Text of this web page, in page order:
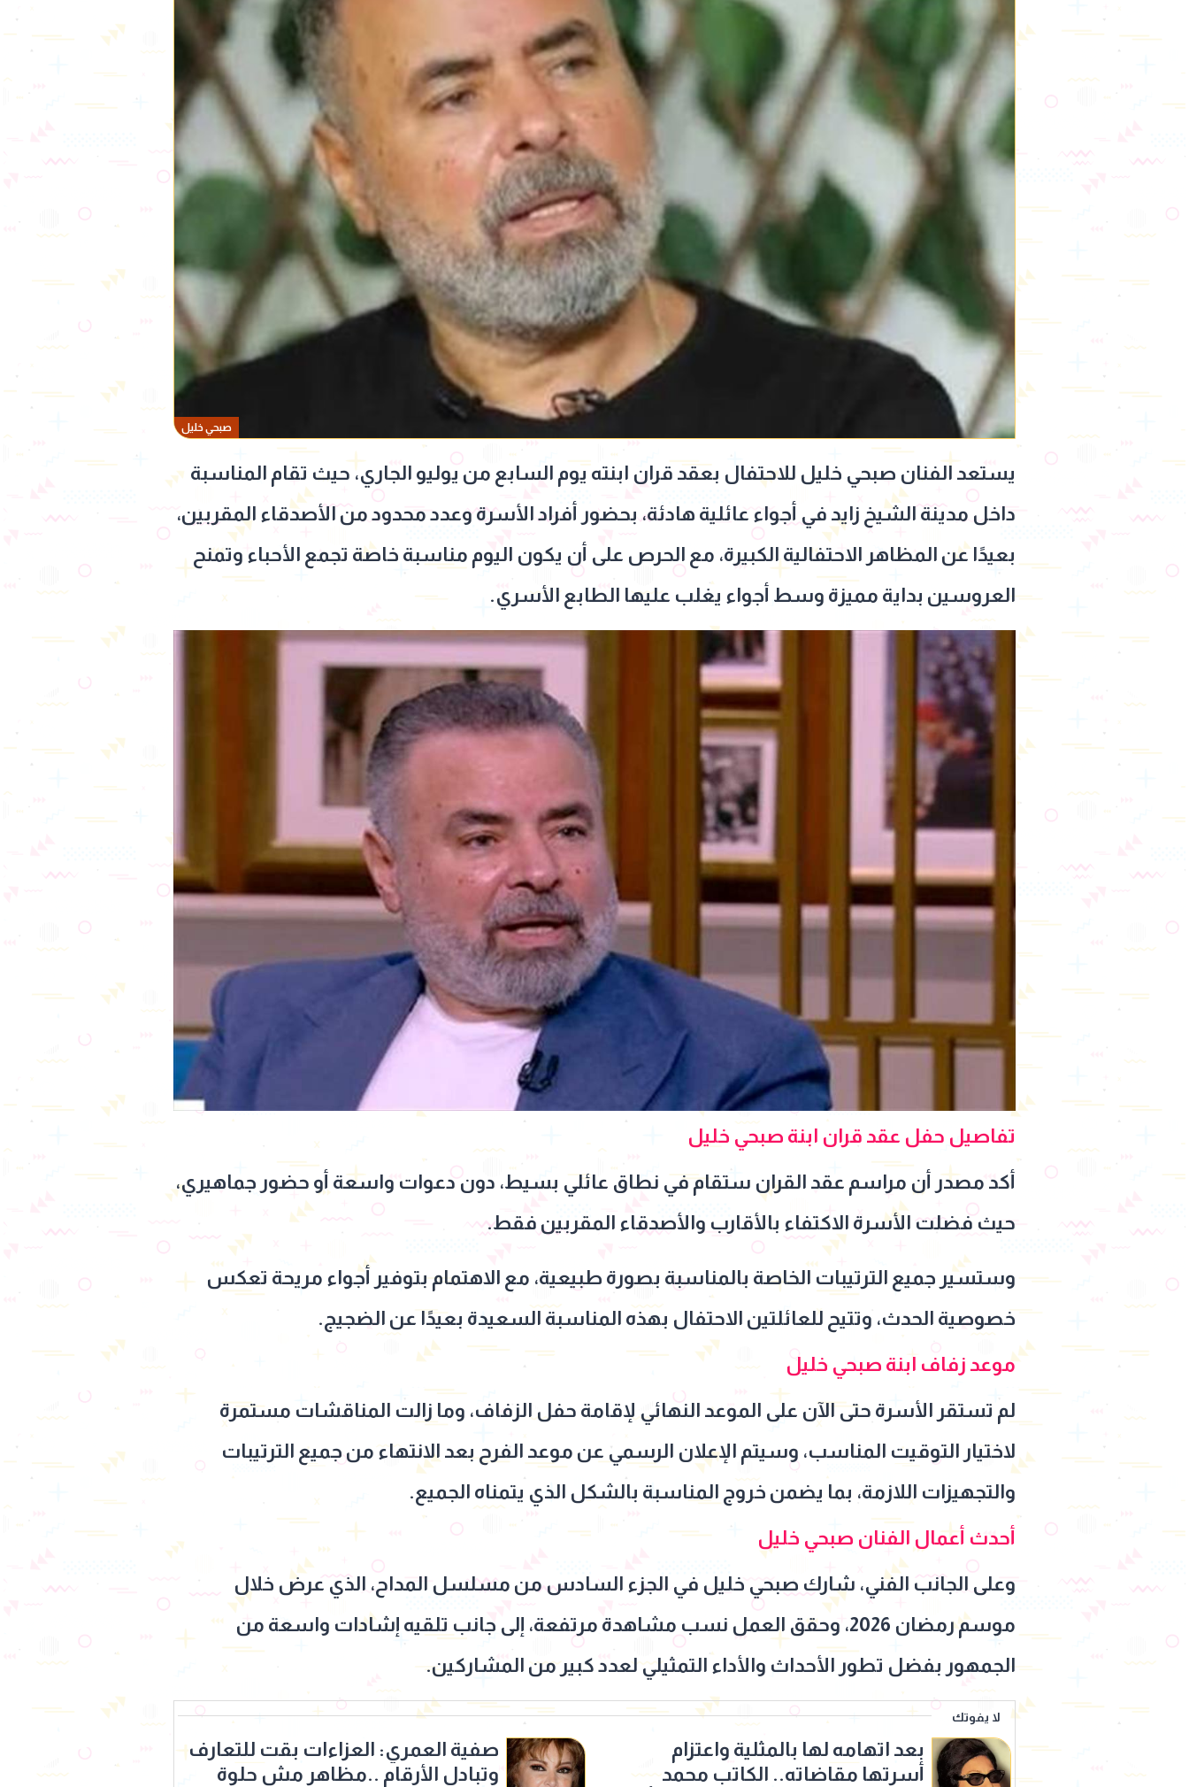
صبحي خليل
يستعد الفنان صبحي خليل للاحتفال بعقد قران ابنته يوم السابع من يوليو الجاري، حيث تقام المناسبة
داخل مدينة الشيخ زايد في أجواء عائلية هادئة، بحضور أفراد الأسرة وعدد محدود من الأصدقاء المقربين،
بعيدًا عن المظاهر الاحتفالية الكبيرة، مع الحرص على أن يكون اليوم مناسبة خاصة تجمع الأحباء وتمنح
العروسين بداية مميزة وسط أجواء يغلب عليها الطابع الأسري.
تفاصيل حفل عقد قران ابنة صبحي خليل
أكد مصدر أن مراسم عقد القران ستقام في نطاق عائلي بسيط، دون دعوات واسعة أو حضور جماهيري،
حيث فضلت الأسرة الاكتفاء بالأقارب والأصدقاء المقربين فقط.
وستسير جميع الترتيبات الخاصة بالمناسبة بصورة طبيعية، مع الاهتمام بتوفير أجواء مريحة تعكس
خصوصية الحدث، وتتيح للعائلتين الاحتفال بهذه المناسبة السعيدة بعيدًا عن الضجيج.
موعد زفاف ابنة صبحي خليل
لم تستقر الأسرة حتى الآن على الموعد النهائي لإقامة حفل الزفاف، وما زالت المناقشات مستمرة
لاختيار التوقيت المناسب، وسيتم الإعلان الرسمي عن موعد الفرح بعد الانتهاء من جميع الترتيبات
والتجهيزات اللازمة، بما يضمن خروج المناسبة بالشكل الذي يتمناه الجميع.
أحدث أعمال الفنان صبحي خليل
وعلى الجانب الفني، شارك صبحي خليل في الجزء السادس من مسلسل المداح، الذي عرض خلال
موسم رمضان 2026، وحقق العمل نسب مشاهدة مرتفعة، إلى جانب تلقيه إشادات واسعة من
الجمهور بفضل تطور الأحداث والأداء التمثيلي لعدد كبير من المشاركين.
لا يفوتك
بعد اتهامه لها بالمثلية واعتزام
أسرتها مقاضاته.. الكاتب محمد
صفية العمري: العزاءات بقت للتعارف
وتبادل الأرقام ..مظاهر مش حلوة